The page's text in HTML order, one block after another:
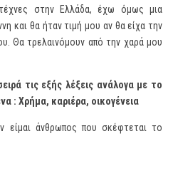
στην Ελλάδα, έχω όμως μια
και θα ήταν τιμή μου αν θα είχα την
Θα τρελαινόμουν από την χαρά μου
τις εξής λέξεις ανάλογα με το
: Χρήμα, καριέρα, οικογένεια
είμαι άνθρωπος που σκέφτεται το